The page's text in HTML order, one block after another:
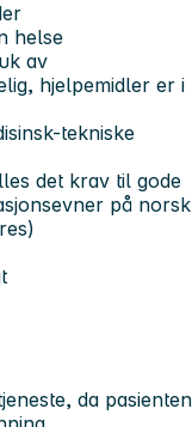
helse
av
hjelpemidler er i
tekniske
det krav til gode
på norsk
da pasienten